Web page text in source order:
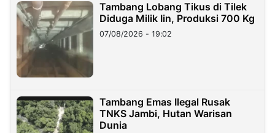
Tambang Lobang Tikus di Tilek
Diduga Milik Iin, Produksi 700 Kg
07/08/2026 - 19:02
Tambang Emas Ilegal Rusak
TNKS Jambi, Hutan Warisan
Dunia